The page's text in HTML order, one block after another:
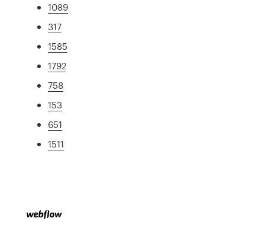
1089
317
1585
1792
758
153
651
1511